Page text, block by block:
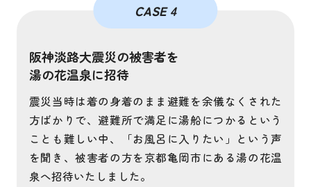
CASE 4
阪神淡路大震災の被害者を
湯の花温泉に招待
震災当時は着の身着のまま避難を余儀なくされた
方ばかりで、避難所で満足に湯船につかるという
ことも難しい中、「お風呂に入りたい」という声
を聞き、被害者の方を京都亀岡市にある湯の花温
泉へ招待いたしました。